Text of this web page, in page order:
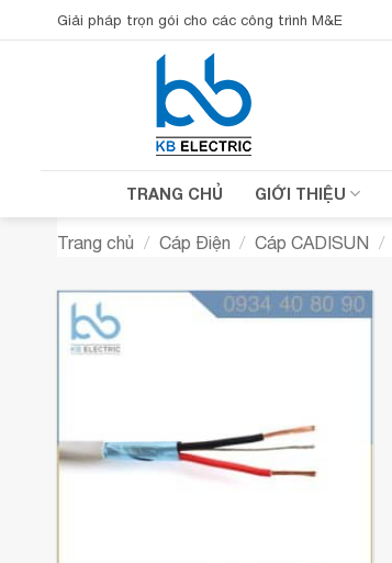
qua
Giải pháp trọn gói cho các công trình M&E
TRANG CHỦ GIỚI THIỆU
Trang chủ / Cáp Điện / Cáp CADISUN /